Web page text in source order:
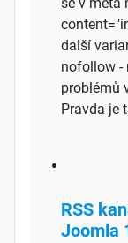
další
nofollow -
problémů
Pravda je
RSS
Joomla